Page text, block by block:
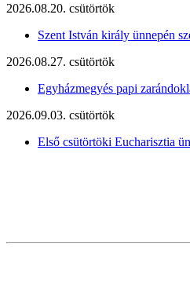
2026.08.20. csütörtök
Szent István király ünnepén
2026.08.27. csütörtök
Egyházmegyés papi
2026.09.03. csütörtök
Első csütörtöki Eucharisztia